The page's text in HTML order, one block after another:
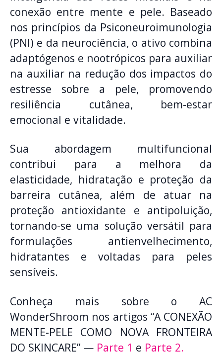
conexão entre mente e pele. Baseado
nos princípios da Psiconeuroimunologia
(PNI) e da neurociência, o ativo combina
adaptógenos e nootrópicos para auxiliar
na auxiliar na redução dos impactos do
estresse sobre a pele, promovendo
resiliência cutânea, bem-estar
emocional e vitalidade.
Sua abordagem multifuncional
contribui para a melhora da
elasticidade, hidratação e proteção da
barreira cutânea, além de atuar na
proteção antioxidante e antipoluição,
tornando-se uma solução versátil para
formulações antienvelhecimento,
hidratantes e voltadas para peles
sensíveis.
Conheça mais sobre o AC
WonderShroom nos artigos “A CONEXÃO
MENTE-PELE COMO NOVA FRONTEIRA
DO SKINCARE” — Parte 1 e Parte 2.